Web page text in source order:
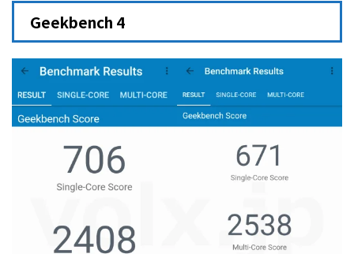
Geekbench 4